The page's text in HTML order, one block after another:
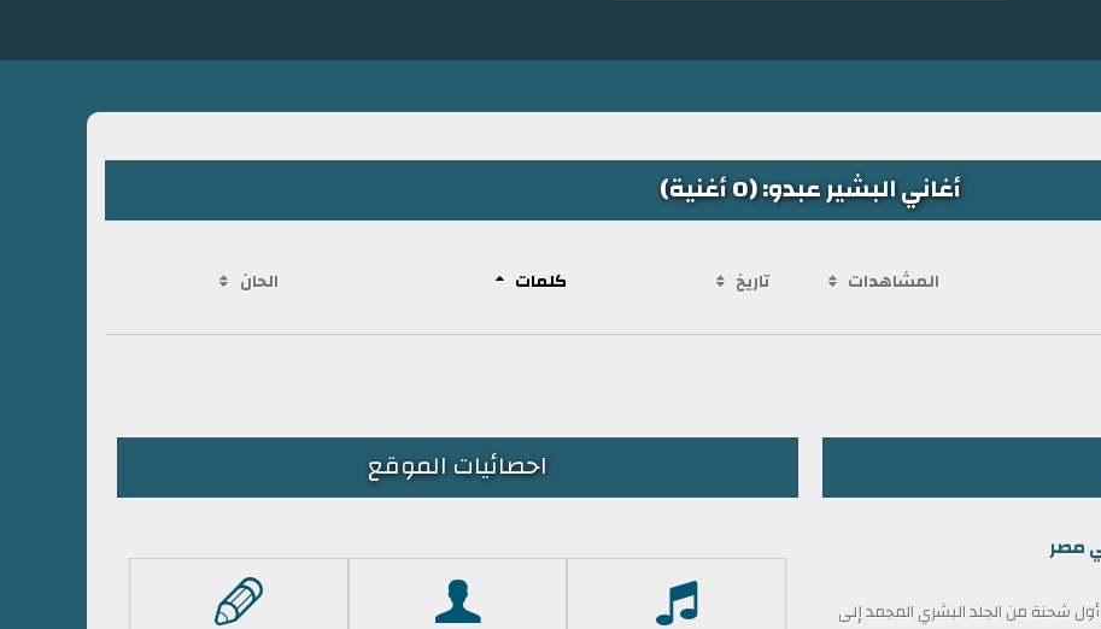
أغاني البشير عبدو: (0 أغنية)
المشاهدات تاريخ كلمات الحان
مصر
شحنة من الجلد البشري المجمد إلى
احصائيات الموقع